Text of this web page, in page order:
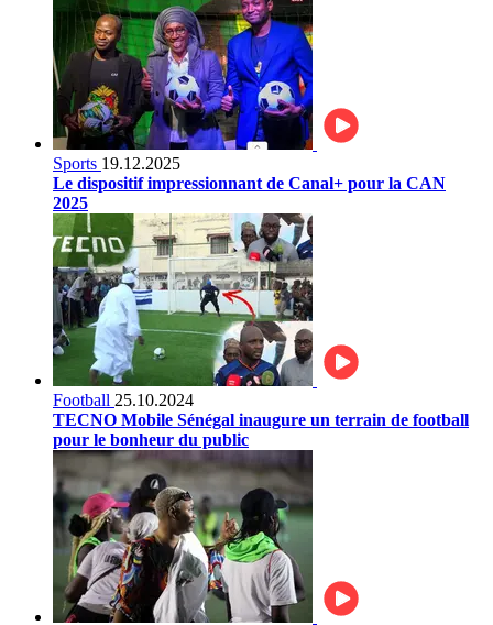
Sports 19.12.2025
Le dispositif impressionnant de Canal+ pour la CAN
2025
Football 25.10.2024
TECNO Mobile Sénégal inaugure un terrain de football
pour le bonheur du public